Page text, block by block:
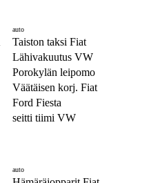
auto
Taiston taksi Fiat
Lähivakuutus VW
Porokylän leipomo
Väätäisen korj. Fiat
Ford Fiesta
seitti tiimi VW
auto